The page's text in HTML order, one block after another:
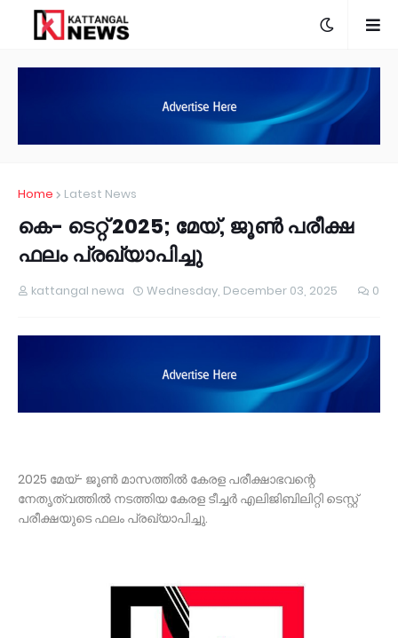
Home Latest News
കെ- ടെറ്റ് 2025; മേയ്, ജൂണ്‍ പരീക്ഷ
ഫലം പ്രഖ്യാപിച്ചു
kattangal newa Wednesday, December 03, 2025 0
2025 മേയ്- ജൂണ്‍ മാസത്തില്‍ കേരള പരീക്ഷാഭവന്റെ
നേതൃത്വത്തില്‍ നടത്തിയ കേരള ടീച്ചര്‍ എലിജിബിലിറ്റി ടെസ്റ്റ്
പരീക്ഷയുടെ ഫലം പ്രഖ്യാപിച്ചു.